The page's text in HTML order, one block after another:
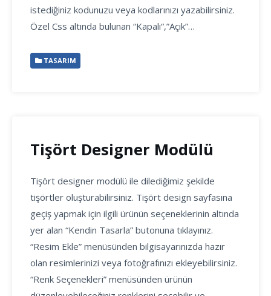
istediğiniz kodunuzu veya kodlarınızı yazabilirsiniz.
Özel Css altında bulunan “Kapalı“,”Açık”…
TASARIM
Tişört Designer Modülü
Tişört designer modülü ile dilediğimiz şekilde
tişörtler oluşturabilirsiniz. Tişört design sayfasına
geçiş yapmak için ilgili ürünün seçeneklerinin altında
yer alan “Kendin Tasarla” butonuna tıklayınız.
“Resim Ekle” menüsünden bilgisayarınızda hazır
olan resimlerinizi veya fotoğrafınızı ekleyebilirsiniz.
“Renk Seçenekleri” menüsünden ürünün